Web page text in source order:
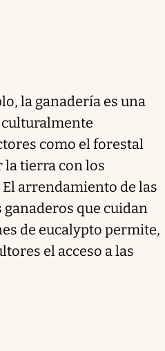
la ganadería es una
como el forestal
tierra con los
arrendamiento de las
que cuidan
de eucalypto permite,
el acceso a las